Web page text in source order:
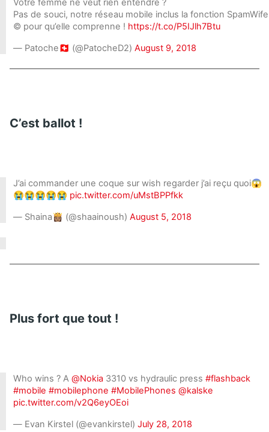
Votre femme ne veut rien entendre ?
Pas de souci, notre réseau mobile inclus la fonction SpamWife
© pour qu’elle comprenne ! https://t.co/P5IJlh7Btu
— Patoche🇨🇭 (@PatocheD2) August 9, 2018
C’est ballot !
J’ai commander une coque sur wish regarder j’ai reçu quoi😱
😭😭😭😭😭 pic.twitter.com/uMstBPPfkk
— Shaina👸🏽 (@shaainoush) August 5, 2018
Plus fort que tout !
Who wins ? A @Nokia 3310 vs hydraulic press #flashback
#mobile #mobilephone #MobilePhones @kalske
pic.twitter.com/v2Q6eyOEoi
— Evan Kirstel (@evankirstel) July 28, 2018